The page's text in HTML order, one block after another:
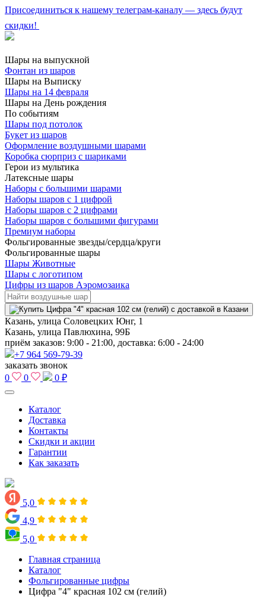
Присоединиться к нашему телеграм-каналу — здесь будут
скидки!
Шары на выпускной
Фонтан из шаров
Шары на Выписку
Шары на 14 февраля
Шары на День рождения
По событиям
Шары под потолок
Букет из шаров
Оформление воздушными шарами
Коробка сюрприз с шариками
Герои из мультика
Латексные шары
Наборы с большими шарами
Наборы шаров с 1 цифрой
Наборы шаров с 2 цифрами
Наборы шаров с большими фигурами
Премиум наборы
Фольгированные звезды/сердца/круги
Фольгированные шары
Шары Животные
Шары с логотипом
Цифры из шаров Аэромозаика
Казань, улица Соловецких Юнг, 1
Казань, улица Павлюхина, 99Б
приём заказов: 9:00 - 21:00, доставка: 6:00 - 24:00
+7 964 569-79-39
заказать звонок
0
0 0 ₽
Каталог
Доставка
Контакты
Скидки и акции
Гарантии
Как заказать
5,0
4,9
5,0
Главная страница
Каталог
Фольгированные цифры
Цифра "4" красная 102 см (гелий)